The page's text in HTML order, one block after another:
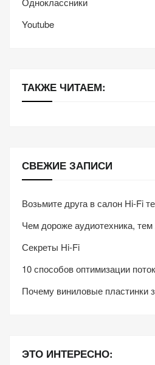
Youtube
ТАКЖЕ ЧИТАЕМ:
СВЕЖИЕ ЗАПИСИ
Возьмите друга в салон Hi-Fi
Чем дороже аудиотехника,
Секреты Hi-Fi
10 способов оптимизации
Почему виниловые пластинки
ЭТО ИНТЕРЕСНО: